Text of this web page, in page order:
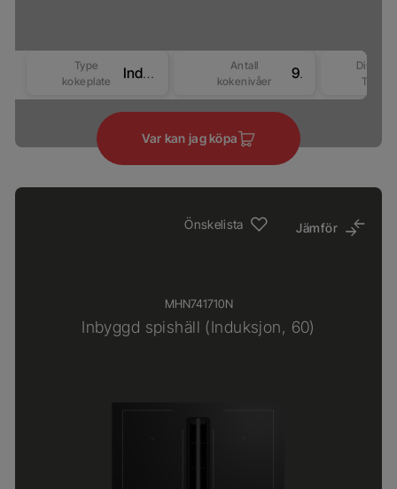
Type
kokeplate
Induksjon
Antall
kokenivåer
9
Display
Type
Var kan jag köpa
Önskelista Jämför
MHN741710N
Inbyggd spishäll (Induksjon, 60)